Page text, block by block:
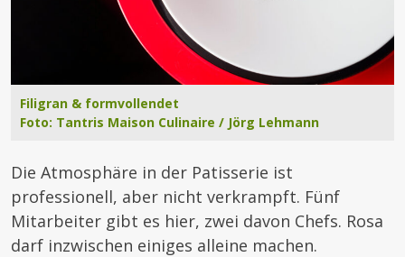
Filigran & formvollendet
Foto: Tantris Maison Culinaire / Jörg Lehmann
Die Atmosphäre in der Patisserie ist
professionell, aber nicht verkrampft. Fünf
Mitarbeiter gibt es hier, zwei davon Chefs. Rosa
darf inzwischen einiges alleine machen.